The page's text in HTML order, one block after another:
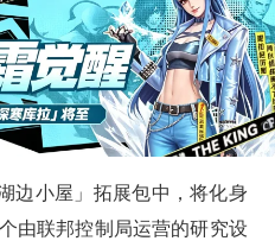
边小屋」拓展包中，将化身
由联邦控制局运营的研究设